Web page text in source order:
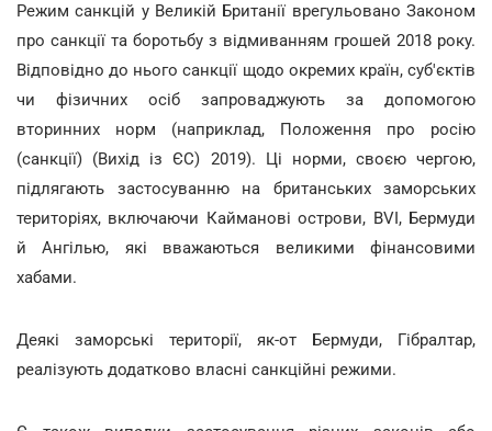
Режим санкцій у Великій Британії врегульовано Законом
про санкції та боротьбу з відмиванням грошей 2018 року.
Відповідно до нього санкції щодо окремих країн, суб'єктів
чи фізичних осіб запроваджують за допомогою
вторинних норм (наприклад, Положення про росію
(санкції) (Вихід із ЄС) 2019). Ці норми, своєю чергою,
підлягають застосуванню на британських заморських
територіях, включаючи Кайманові острови, BVI, Бермуди
й Ангілью, які вважаються великими фінансовими
хабами.
Деякі заморські території, як-от Бермуди, Гібралтар,
реалізують додатково власні санкційні режими.